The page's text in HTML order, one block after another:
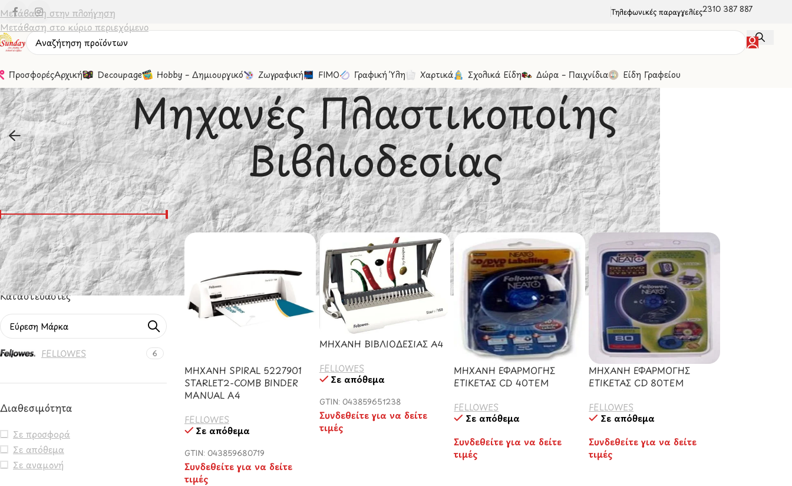
Μετάβαση στην πλοήγηση
Μετάβαση στο κύριο περιεχόμενο
Τηλεφωνικές παραγγελίες2310 387 887
ΠροσφορέςΑρχική Decoupage Hobby – Δημιουργικό Ζωγραφική FIMO Γραφική Ύλη Χαρτικά Σχολικά Είδη Δώρα – Παιχνίδια Είδη Γραφείου
Μηχανές Πλαστικοποίης
Βιβλιοδεσίας
Φιλτράσισμα Βάσει Τιμής
Φιλτράρισμα
Τιμή:0 €—180 €
Καταστευαστές
FELLOWES 6
Διαθεσιμότητα
Σε προσφορά
Σε απόθεμα
Σε αναμονή
Αρχική σελίδα/Είδη Γραφείου/Μηχανές Γραφείου/Μηχανές Πλαστικοποίης Βιβλιοδεσίας
Εμφάνιση 20 30 50 100
ΜΗΧΑΝΗ SPIRAL 5227901
STARLET2-COMB BINDER
MANUAL A4
FELLOWES
Σε απόθεμα
GTIN: 043859680719
Συνδεθείτε για να δείτε
τιμές
ΜΗΧΑΝΗ ΒΙΒΛΙΟΔΕΣΙΑΣ Α4
FELLOWES
Σε απόθεμα
GTIN: 043859651238
Συνδεθείτε για να δείτε
τιμές
ΜΗΧΑΝΗ ΕΦΑΡΜΟΓΗΣ
ΕΤΙΚΕΤΑΣ CD 40TEM
FELLOWES
Σε απόθεμα
Συνδεθείτε για να δείτε
τιμές
ΜΗΧΑΝΗ ΕΦΑΡΜΟΓΗΣ
ΕΤΙΚΕΤΑΣ CD 80TEM
FELLOWES
Σε απόθεμα
Συνδεθείτε για να δείτε
τιμές